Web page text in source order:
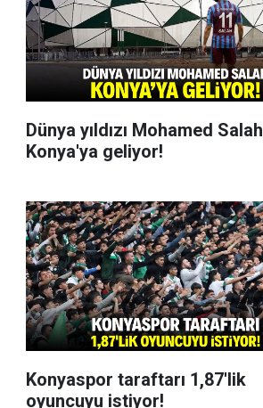
Dünya yıldızı Mohamed Salah
Konya'ya geliyor!
Konyaspor taraftarı 1,87'lik
oyuncuyu istiyor!